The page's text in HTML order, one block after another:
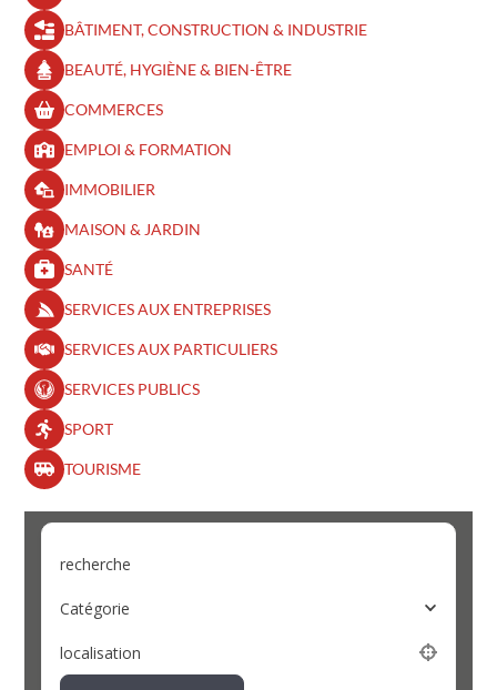
BÂTIMENT, CONSTRUCTION & INDUSTRIE
BEAUTÉ, HYGIÈNE & BIEN-ÊTRE​
COMMERCES
EMPLOI & FORMATION
IMMOBILIER
MAISON & JARDIN
SANTÉ
SERVICES AUX ENTREPRISES
SERVICES AUX PARTICULIERS
SERVICES PUBLICS
SPORT
TOURISME
recherche
Catégorie
localisation